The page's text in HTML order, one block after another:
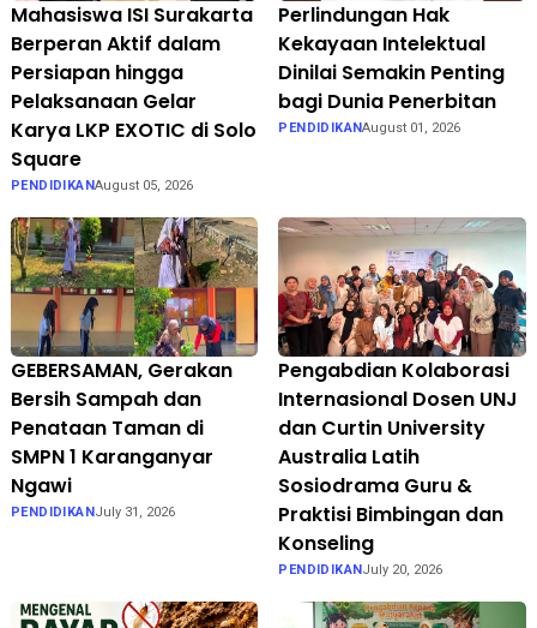
Mahasiswa ISI Surakarta
Berperan Aktif dalam
Persiapan hingga
Pelaksanaan Gelar
Karya LKP EXOTIC di Solo
Square
PENDIDIKANAugust 05, 2026
Perlindungan Hak
Kekayaan Intelektual
Dinilai Semakin Penting
bagi Dunia Penerbitan
PENDIDIKANAugust 01, 2026
GEBERSAMAN, Gerakan
Bersih Sampah dan
Penataan Taman di
SMPN 1 Karanganyar
Ngawi
PENDIDIKAN July 31, 2026
Pengabdian Kolaborasi
Internasional Dosen UNJ
dan Curtin University
Australia Latih
Sosiodrama Guru &
Praktisi Bimbingan dan
Konseling
PENDIDIKAN July 20, 2026